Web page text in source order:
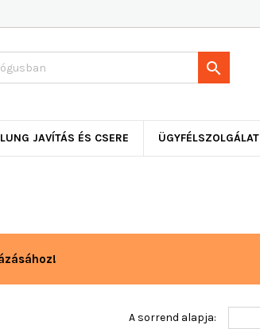

JAVÍTÁS ÉS CSERE ÜGYFÉLSZOLGÁLAT
A sorrend alapja: